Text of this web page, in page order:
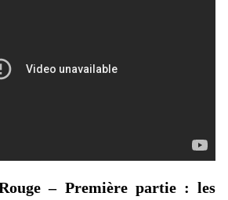
– Première partie : les